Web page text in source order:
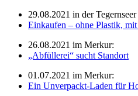
29.08.2021 in der
Einkaufen – ohne Plastik,
26.08.2021 im Merkur:
„Abfüllerei“ sucht Standort
01.07.2021 im Merkur:
Ein Unverpackt-Laden für